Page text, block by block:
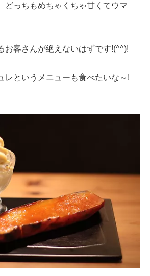
どっちもめちゃくちゃ甘くてウマ
お客さんが絶えないはずです!(^^)!
レというメニューも食べたいな～!